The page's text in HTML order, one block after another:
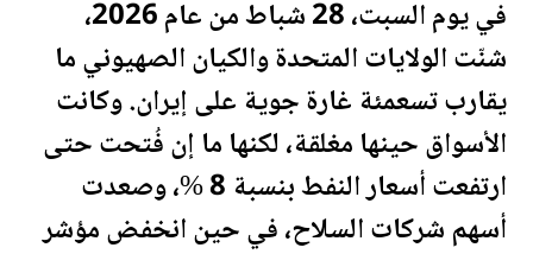
في يوم السبت، 28 شباط من عام 2026،
شنّتالولايات المتحدةوالكيان الصهيوني ما
يقارب تسعمئة غارة جوية على إيران. وكانت
الأسواق حينها مغلقة، لكنها ما إن فُتحت حتى
ارتفعت أسعارالنفط
بنسبة 8 %، وصعدت
أسهم شركات السلاح، في حين انخفض مؤشر